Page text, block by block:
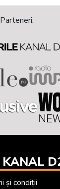
Parteneri:
și condiții